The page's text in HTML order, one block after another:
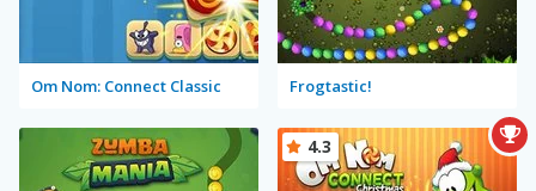
Om Nom: Connect Classic Frogtastic!
4.3